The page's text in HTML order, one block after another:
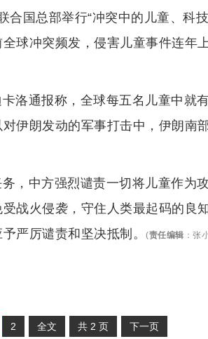
国总部举行“冲突中的儿童、科
球冲突频发，侵害儿童事件连年
洛通报称，全球每五名儿童中就
伊朗发动的军事打击中，伊朗南
，中方强烈谴责一切将儿童作为
战火侵袭，守住人类最起码的良
严厉谴责和坚决抵制。
(责任编辑 ： 张
2 全文 共 2 页 下一页